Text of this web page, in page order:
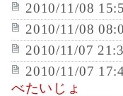
2010/11/08
2010/11/08
2010/11/07
2010/11/07
べたいじょ